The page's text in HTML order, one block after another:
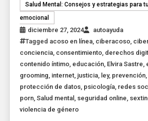
Salud Mental: Consejos y estrategias para
emocional
diciembre 27, 2024
autoayuda
Tagged acoso en línea ciberacoso
conciencia consentimiento derechos
contenido íntimo educación Elvira Sastre
grooming internet justicia ley, prevención
protección de datos psicología redes
porn ,Salud mental seguridad online
violencia de género